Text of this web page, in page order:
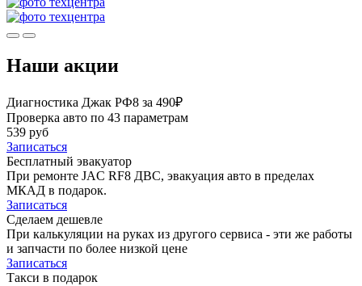
Наши акции
Диагностика Джак РФ8 за 490₽
Проверка авто по 43 параметрам
539 руб
Записаться
Бесплатный эвакуатор
При ремонте JAC RF8 ДВС, эвакуация авто в пределах
МКАД в подарок.
Записаться
Сделаем дешевле
При калькуляции на руках из другого сервиса - эти же работы
и запчасти по более низкой цене
Записаться
Такси в подарок